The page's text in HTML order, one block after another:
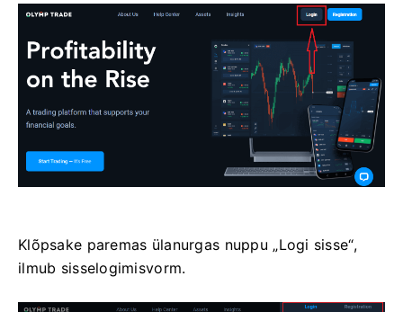
Klõpsake paremas ülanurgas nuppu „Logi sisse“,
ilmub sisselogimisvorm.